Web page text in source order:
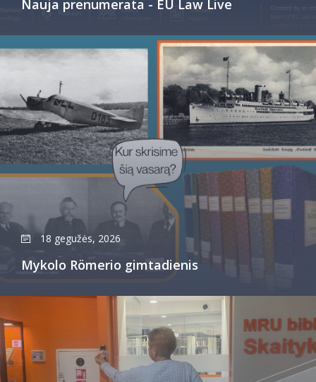
Nauja prenumerata - EU Law Live
18 gegužės, 2026
Mykolo Römerio gimtadienis